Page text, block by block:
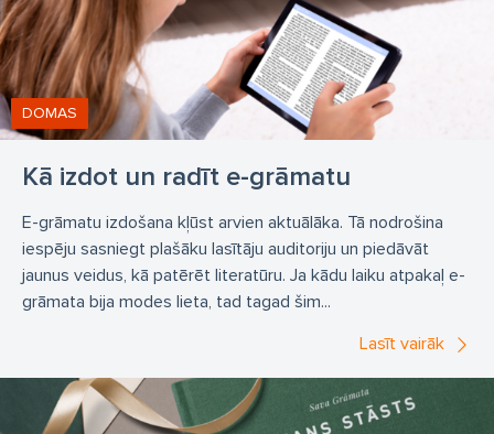
Kā izdot un radīt e-grāmatu
DOMAS
E-grāmatu izdošana kļūst arvien aktuālāka. Tā nodrošina
iespēju sasniegt plašāku lasītāju auditoriju un piedāvāt
jaunus veidus, kā patērēt literatūru. Ja kādu laiku atpakaļ e-
grāmata bija modes lieta, tad tagad šim...
Lasīt vairāk